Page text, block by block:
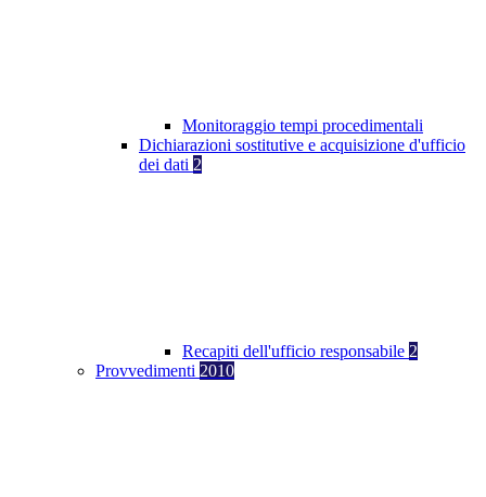
Monitoraggio tempi procedimentali
Dichiarazioni sostitutive e acquisizione d'ufficio
dei dati 2
Recapiti dell'ufficio responsabile 2
Provvedimenti 2010